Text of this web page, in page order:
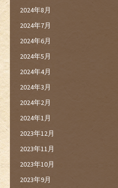
2024年8月
2024年7月
2024年6月
2024年5月
2024年4月
2024年3月
2024年2月
2024年1月
2023年12月
2023年11月
2023年10月
2023年9月